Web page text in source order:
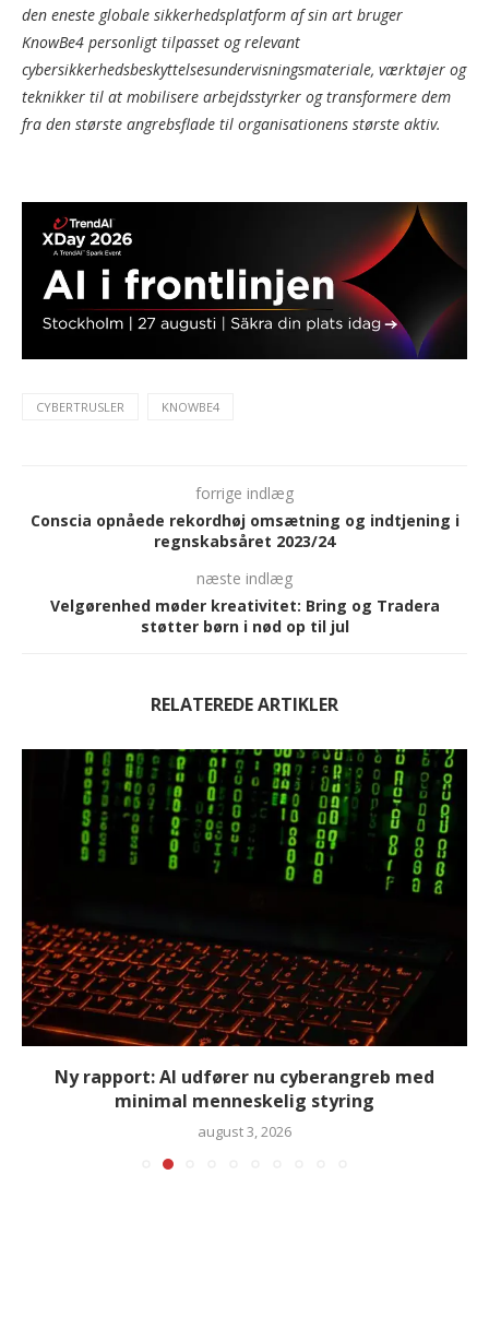
den eneste globale sikkerhedsplatform af sin art bruger
KnowBe4 personligt tilpasset og relevant
cybersikkerhedsbeskyttelsesundervisningsmateriale, værktøjer og
teknikker til at mobilisere arbejdsstyrker og transformere dem
fra den største angrebsflade til organisationens største aktiv.
CYBERTRUSLER KNOWBE4
forrige indlæg
Conscia opnåede rekordhøj omsætning og indtjening i
regnskabsåret 2023/24
næste indlæg
Velgørenhed møder kreativitet: Bring og Tradera
støtter børn i nød op til jul
RELATEREDE ARTIKLER
Ny rapport: AI udfører nu cyberangreb med
minimal menneskelig styring
august 3, 2026